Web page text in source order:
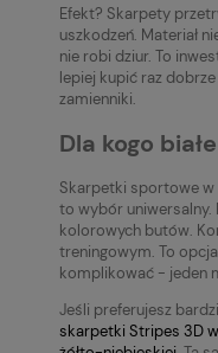
Efekt? Skarpety
uszkodzeń. Materiał
nie robi dziur. To
lepiej kupić raz
zamienniki.
Dla kogo
Skarpetki sportowe w
to wybór uniwersalny.
kolorowych butów.
treningowym. To
komplikować - jeden
Jeśli preferujesz
skarpetki Stripes 3D